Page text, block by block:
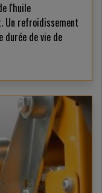
l'huile
Un refroidissement
durée de vie de